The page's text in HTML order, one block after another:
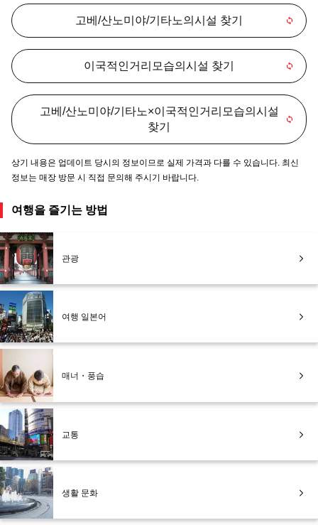
고베/산노미야/기타노의시설 찾기
이국적인거리모습의시설 찾기
고베/산노미야/기타노×이국적인거리모습의시설
찾기
상기 내용은 업데이트 당시의 정보이므로 실제 가격과 다를 수 있습니다. 최신
정보는 매장 방문 시 직접 문의해 주시기 바랍니다.
여행을 즐기는 방법
관광
여행 일본어
매너・풍습
교통
생활 문화